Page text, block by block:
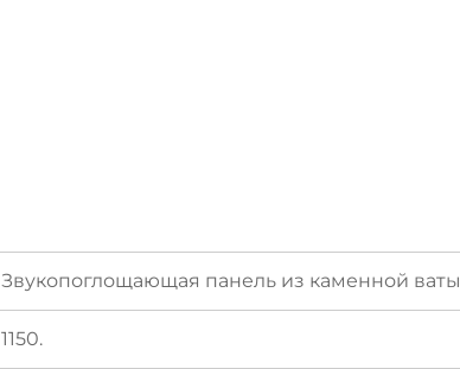
Звукопоглощающая панель из каменной ваты
1150.